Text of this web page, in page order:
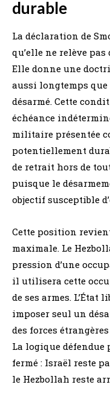
durable
La déclaration de
qu’elle ne relève
Elle donne une
aussi longtemps
désarmé. Cette
échéance
militaire présentée
potentiellement
de retrait hors de
puisque le
objectif susceptible
Cette position
maximale. Le
pression d’une
il utilisera cette
de ses armes. L’État
imposer seul un
des forces
La logique défendue
fermé : Israël reste
le Hezbollah reste